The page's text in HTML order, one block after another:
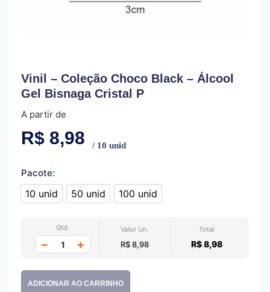
Vinil – Coleção Choco Black – Álcool
Gel Bisnaga Cristal P
A partir de
R$ 8,98 / 10 unid
Pacote:
10 unid
10 unid
50 unid
50 unid
100 unid
100 unid
Qtd.
− +
Valor Un.
R$ 8,98
Total
R$ 8,98
ADICIONAR AO CARRINHO